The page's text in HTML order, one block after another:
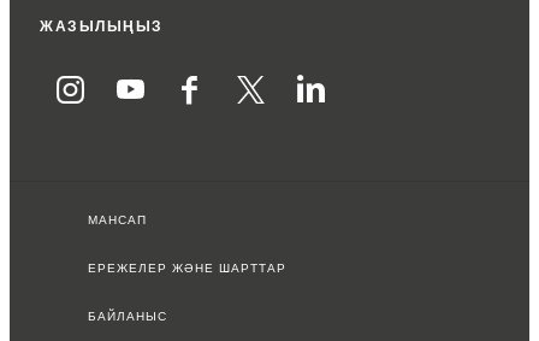
ЖАЗЫЛЫҢЫЗ
МАНСАП
ЕРЕЖЕЛЕР ЖӘНЕ ШАРТТАР
БАЙЛАНЫС